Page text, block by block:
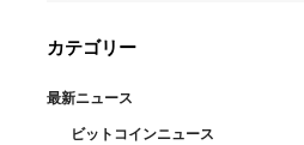
カテゴリー
最新ニュース
ビットコインニュース